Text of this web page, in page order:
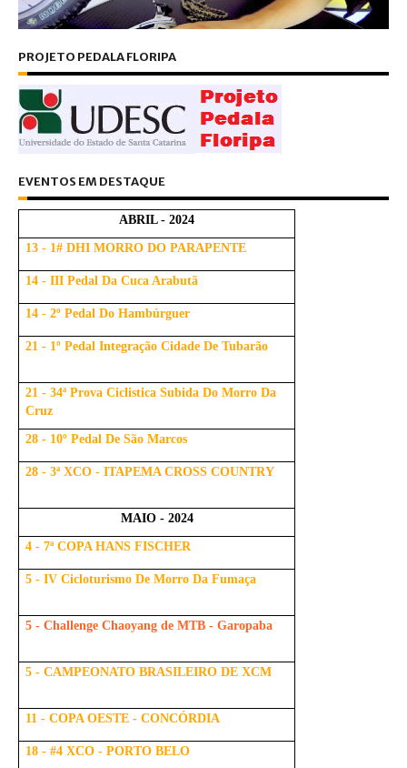
PROJETO PEDALA FLORIPA
EVENTOS EM DESTAQUE
ABRIL - 2024
13 - 1# DHI MORRO DO PARAPENTE
14 - III Pedal Da Cuca Arabutã
14 - 2º Pedal Do Hambúrguer
21 - 1º Pedal Integração Cidade De Tubarão
21 - 34ª Prova Ciclistica Subida Do Morro Da
Cruz
28 - 10º Pedal De São Marcos
28 - 3ª XCO - ITAPEMA CROSS COUNTRY
MAIO - 2024
4 - 7ª COPA HANS FISCHER
5 - IV Cicloturismo De Morro Da Fumaça
5 - Challenge Chaoyang de MTB - Garopaba
5 - CAMPEONATO BRASILEIRO DE XCM
11 - COPA OESTE - CONCÓRDIA
18 - #4 XCO - PORTO BELO